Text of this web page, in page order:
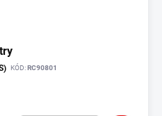
KÓD: RC90801